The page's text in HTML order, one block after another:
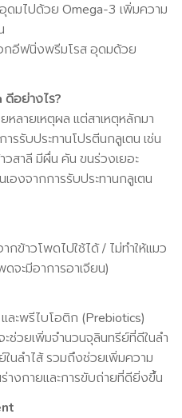
ดมไปด้วย Omega-3 เพิ่มความ
กอีฟนิ่งพรีมโรส อุดมด้วย
อย่างไร?
หลายเหตุผล แต่สาเหตุหลักมา
รรับประทานโปรตีนกลูเตน เช่น
สาลี มีผื่น คัน ขนร่วงเยอะ
งจากการรับประทานกลูเตน
กข้าวโพดไปใช้ได้ / ไม่ทําให้แมว
จะมีอาการอาเจียน)
ละพรีไบโอติก (Prebiotics)
ช่วยเพิ่มจํานวนจุลินทรีย์ที่ดีในลํา
ในลําไส้ รวมถึงช่วยเพิ่มความ
างกายและการขับถ่ายที่ดียิ่งขึ้น